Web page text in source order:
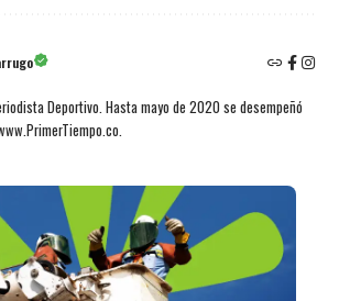
Deportivo. Hasta mayo de 2020 se desempeñó